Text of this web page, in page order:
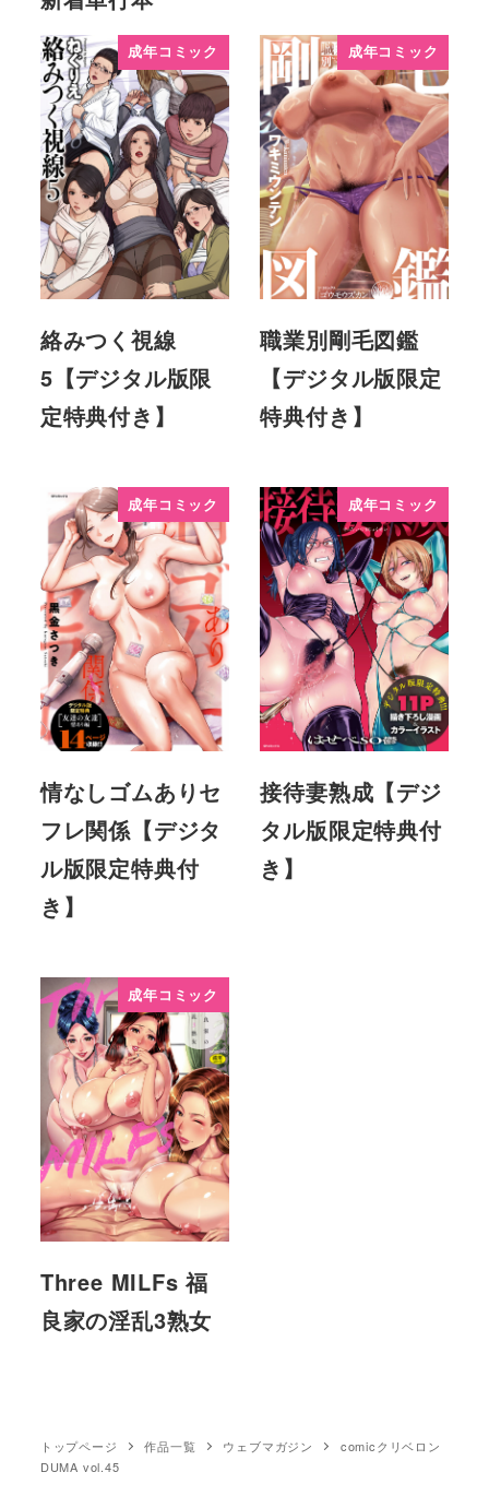
成年コミック
絡みつく視線
5【デジタル版限
定特典付き】
成年コミック
職業別剛毛図鑑
【デジタル版限定
特典付き】
成年コミック
情なしゴムありセ
フレ関係【デジタ
ル版限定特典付
き】
成年コミック
接待妻熟成【デジ
タル版限定特典付
き】
成年コミック
Three MILFs 福
良家の淫乱3熟女
トップページ 作品一覧 ウェブマガジン
comicクリベロン
DUMA vol.45